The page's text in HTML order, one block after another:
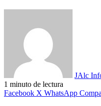
JAlc
1 minuto de lectura
Facebook X WhatsApp